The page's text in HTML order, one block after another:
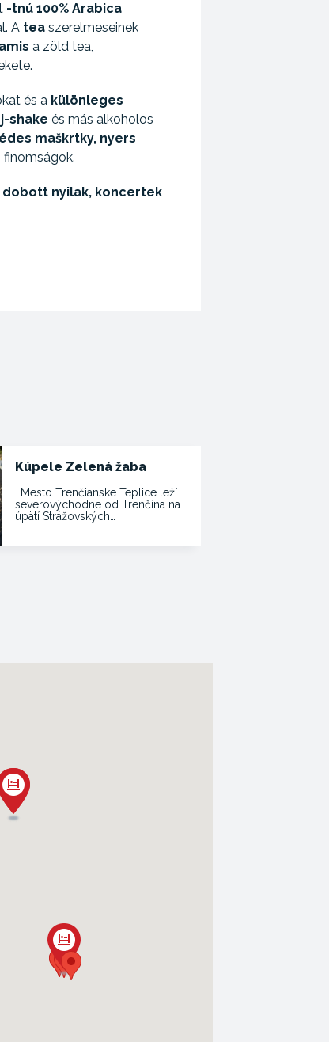
-tnú 100% Arabica
A tea szerelmeseinek
a zöld tea,
és a különleges
shake és más alkoholos
édes maškrtky, nyers
finomságok.
dobott nyilak, koncertek
Kúpele Zelená žaba
. Mesto Trenčianske Teplice leží
severovýchodne od Trenčína na
úpätí Strážovských…